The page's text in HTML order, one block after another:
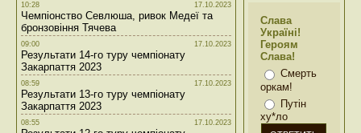
10:28 17.10.2023
Чемпіонство Севлюша, ривок Медеї та
бронзовіння Тячева
09:00 17.10.2023
Результати 14-го туру чемпіонату
Закарпаття 2023
08:59 17.10.2023
Результати 13-го туру чемпіонату
Закарпаття 2023
08:55 17.10.2023
Слава
Україні!
Героям
Слава!
Смерть
оркам!
Путін
ху*ло